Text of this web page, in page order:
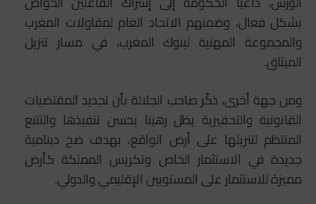
بشكل فعال، وضمنهم الاتحاد العام لمقاولات المغرب
والمجموعة المهنية لبنوك المغرب، في مسار تنزيل
الميثاق.
ومن جهة أخرى، ذكّر صاحب الجلالة بأن تجديد المقتضيات
القانونية والتحفيزية يظل رهينا بحسن تنفيذها والتتبع
المنتظم لتنزيلها على أرض الواقع، بهدف ضخ دينامية
جديدة في الاستثمار الخاص وتكريس المملكة كأرض
مميزة للاستثمار على المستويين الإقليمي والدولي.